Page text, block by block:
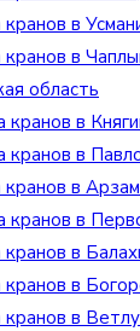
в
в
область
кранов в
кранов в
в
кранов в
в
в
в